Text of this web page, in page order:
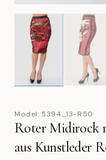
Model: 5394_13-R50
Roter Midirock
aus Kunstleder